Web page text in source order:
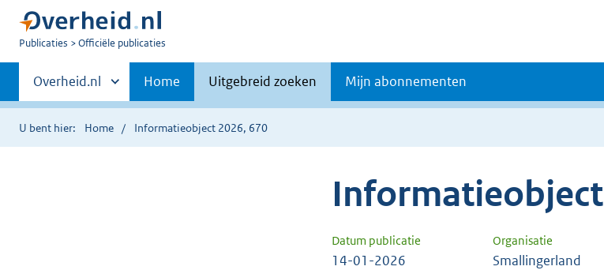
U
Publicaties Officiële publicaties
Primaire
navigatie
Andere
sites
binnen
Overheid.nl Home Uitgebreid zoeken Mijn abonnementen
U bent hier: Home Informatieobject 2026, 670
Informatieobject
Datum publicatie Organisatie
14-01-2026 Smallingerland